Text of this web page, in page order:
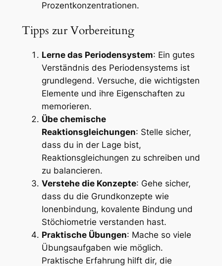
Prozentkonzentrationen.
Tipps zur Vorbereitung
Lerne das Periodensystem: Ein gutes
Verständnis des Periodensystems ist
grundlegend. Versuche, die wichtigsten
Elemente und ihre Eigenschaften zu
memorieren.
Übe chemische
Reaktionsgleichungen: Stelle sicher,
dass du in der Lage bist,
Reaktionsgleichungen zu schreiben und
zu balancieren.
Verstehe die Konzepte: Gehe sicher,
dass du die Grundkonzepte wie
Ionenbindung, kovalente Bindung und
Stöchiometrie verstanden hast.
Praktische Übungen: Mache so viele
Übungsaufgaben wie möglich.
Praktische Erfahrung hilft dir, die